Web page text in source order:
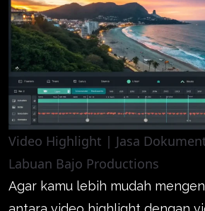
Video Highlight | Jasa
Labuan Bajo Productions
Agar kamu lebih mudah